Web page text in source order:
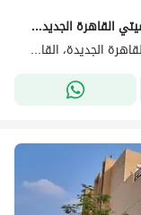
اقل سعر اي فيلا جاردن للبيع في ماونتن فيو اي سيتي القاهرة الجديدة Mountain View ICity New Cairo
كومباوند ماونتن فيو اى سيتي، التجمع الخامس، القاهرة الجديدة، القاهرة